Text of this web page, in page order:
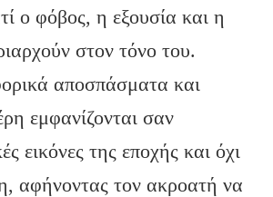
ο φόβος, η εξουσία και η
στον τόνο του.
αποσπάσματα και
εμφανίζονται σαν
εικόνες της εποχής και όχι
αφήνοντας τον ακροατή να